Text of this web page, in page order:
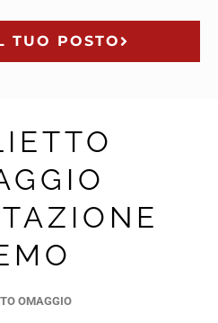
TUO POSTO
OMAGGIO